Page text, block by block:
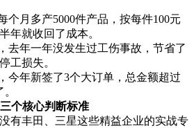
个月多产5000件产品，按每件100元
年就收回了成本。
去年一年没发生过工伤事故，节省了
工损失。
今年新签了3个大订单，总金额超过
个核心判断标准
有丰田、三星这些精益企业的实战专